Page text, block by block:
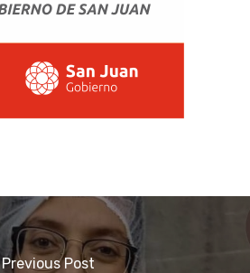
Previous Post